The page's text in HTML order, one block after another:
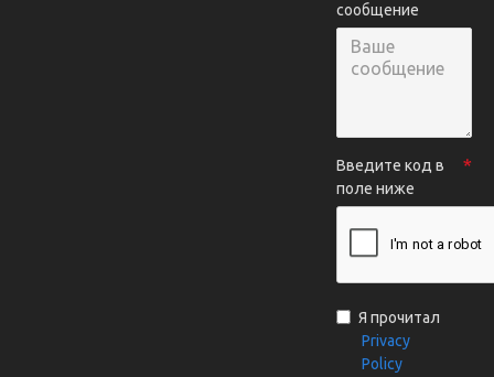
сообщение
Введите код в
поле ниже
Я прочитал
Privacy
Policy